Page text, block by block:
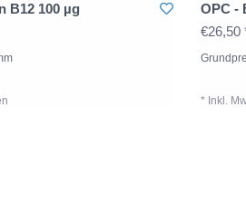
B12 100 µg
OPC -
€26,50
* Inkl.